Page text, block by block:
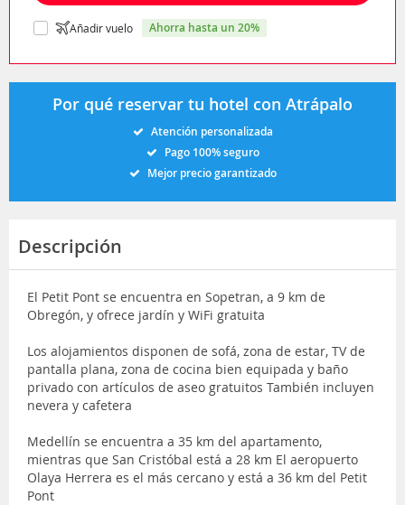
Añadir vuelo ahorra hasta un 20%
Por qué reservar tu hotel con Atrápalo
Atención personalizada
Pago 100% seguro
Mejor precio garantizado
Descripción
El Petit Pont se encuentra en Sopetran, a 9 km de
Obregón, y ofrece jardín y WiFi gratuita
Los alojamientos disponen de sofá, zona de estar, TV de
pantalla plana, zona de cocina bien equipada y baño
privado con artículos de aseo gratuitos También incluyen
nevera y cafetera
Medellín se encuentra a 35 km del apartamento,
mientras que San Cristóbal está a 28 km El aeropuerto
Olaya Herrera es el más cercano y está a 36 km del Petit
Pont